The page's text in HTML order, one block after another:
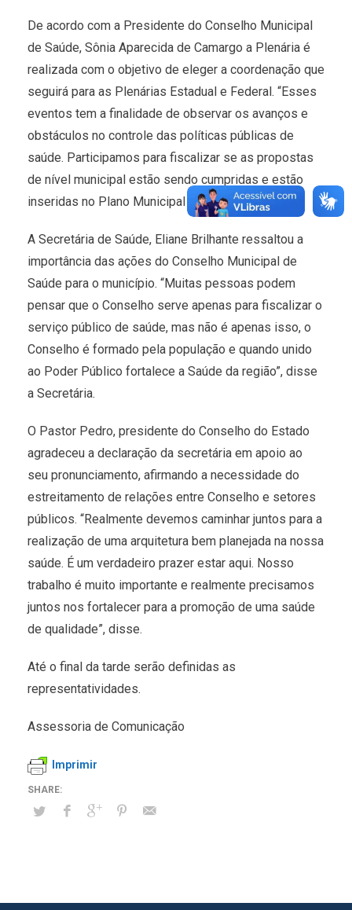
De acordo com a Presidente do Conselho Municipal
de Saúde, Sônia Aparecida de Camargo a Plenária é
realizada com o objetivo de eleger a coordenação que
seguirá para as Plenárias Estadual e Federal. “Esses
eventos tem a finalidade de observar os avanços e
obstáculos no controle das políticas públicas de
saúde. Participamos para fiscalizar se as propostas
de nível municipal estão sendo cumpridas e estão
inseridas no Plano Municipal de Saúde”, explicou.
A Secretária de Saúde, Eliane Brilhante ressaltou a
importância das ações do Conselho Municipal de
Saúde para o município. “Muitas pessoas podem
pensar que o Conselho serve apenas para fiscalizar o
serviço público de saúde, mas não é apenas isso, o
Conselho é formado pela população e quando unido
ao Poder Público fortalece a Saúde da região”, disse
a Secretária.
O Pastor Pedro, presidente do Conselho do Estado
agradeceu a declaração da secretária em apoio ao
seu pronunciamento, afirmando a necessidade do
estreitamento de relações entre Conselho e setores
públicos. “Realmente devemos caminhar juntos para a
realização de uma arquitetura bem planejada na nossa
saúde. É um verdadeiro prazer estar aqui. Nosso
trabalho é muito importante e realmente precisamos
juntos nos fortalecer para a promoção de uma saúde
de qualidade”, disse.
Até o final da tarde serão definidas as
representatividades.
Assessoria de Comunicação
Imprimir